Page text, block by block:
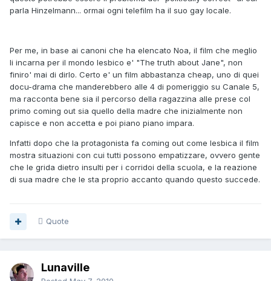
parla Hinzelmann... ormai ogni telefilm ha il suo gay locale.
Per me, in base ai canoni che ha elencato Noa, il film che meglio
li incarna per il mondo lesbico e' "The truth about Jane", non
finiro' mai di dirlo. Certo e' un film abbastanza cheap, uno di quei
docu-drama che manderebbero alle 4 di pomeriggio su Canale 5,
ma racconta bene sia il percorso della ragazzina alle prese col
primo coming out sia quello della madre che inizialmente non
capisce e non accetta e poi piano piano impara.
Infatti dopo che la protagonista fa coming out come lesbica il film
mostra situazioni con cui tutti possono empatizzare, ovvero gente
che le grida dietro insulti per i corridoi della scuola, e la reazione
di sua madre che le sta proprio accanto quando questo succede.
Quote
Lunaville